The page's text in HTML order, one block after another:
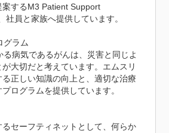
するM3 Patient Support
社員と家族へ提供しています。
グラム
病気であるがんは、災害と同じよ
大切だと考えています。エムスリ
正しい知識の向上と、適切な治療
ログラムを提供しています。
セーフティネットとして、何らか